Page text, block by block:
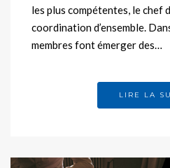
les plus compétentes, le chef
coordination d’ensemble.
membres font émerger des…
LIRE LA